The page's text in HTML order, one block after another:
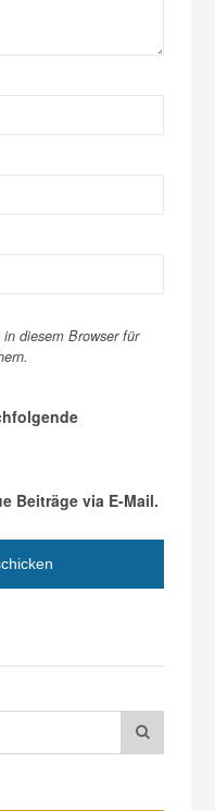
diesem Browser für
Beiträge via E-Mail.